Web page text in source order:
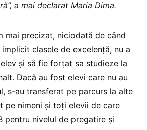
a mai declarat Maria Dima.
mai precizat, niciodată de când
clasele de excelență, nu a
și să fie forțat sa studieze la
Dacă au fost elevi care nu au
s-au transferat pe parcurs la alte
pe nimeni și toți elevii de care
pentru nivelul de pregatire și